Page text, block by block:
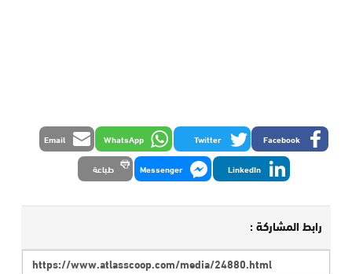
Facebook
Twitter
WhatsApp
Email
LinkedIn
Messenger طباعة
رابط المشاركة :